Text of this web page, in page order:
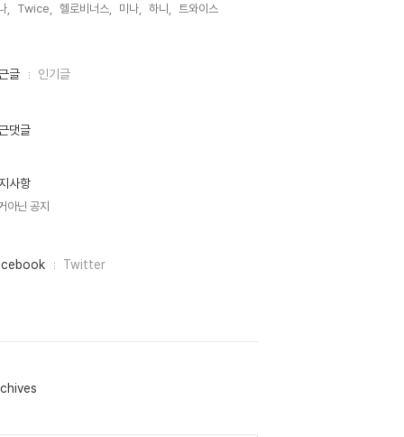
,
Twice, 헬로비너스, 미나, 하니, 트와이스,
글 인기글
댓글
사항
아닌 공지
Twitter